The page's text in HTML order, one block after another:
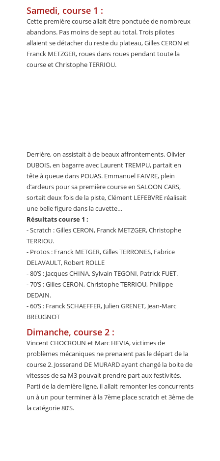
Samedi, course 1 :
Cette première course allait être ponctuée de nombreux
abandons. Pas moins de sept au total. Trois pilotes
allaient se détacher du reste du plateau, Gilles CERON et
Franck METZGER, roues dans roues pendant toute la
course et Christophe TERRIOU.
Derrière, on assistait à de beaux affrontements. Olivier
DUBOIS, en bagarre avec Laurent TREMPU, partait en
tête à queue dans POUAS. Emmanuel FAIVRE, plein
d’ardeurs pour sa première course en SALOON CARS,
sortait deux fois de la piste, Clément LEFEBVRE réalisait
une belle figure dans la cuvette…
Résultats course 1 :
- Scratch : Gilles CERON, Franck METZGER, Christophe
TERRIOU.
- Protos : Franck METGER, Gilles TERRONES, Fabrice
DELAVAULT, Robert ROLLE
- 80’S : Jacques CHINA, Sylvain TEGONI, Patrick FUET.
- 70’S : Gilles CERON, Christophe TERRIOU, Philippe
DEDAIN.
- 60’S : Franck SCHAEFFER, Julien GRENET, Jean-Marc
BREUGNOT
Dimanche, course 2 :
Vincent CHOCROUN et Marc HEVIA, victimes de
problèmes mécaniques ne prenaient pas le départ de la
course 2. Josserand DE MURARD ayant changé la boite de
vitesses de sa M3 pouvait prendre part aux festivités.
Parti de la dernière ligne, il allait remonter les concurrents
un à un pour terminer à la 7ème place scratch et 3ème de
la catégorie 80’S.